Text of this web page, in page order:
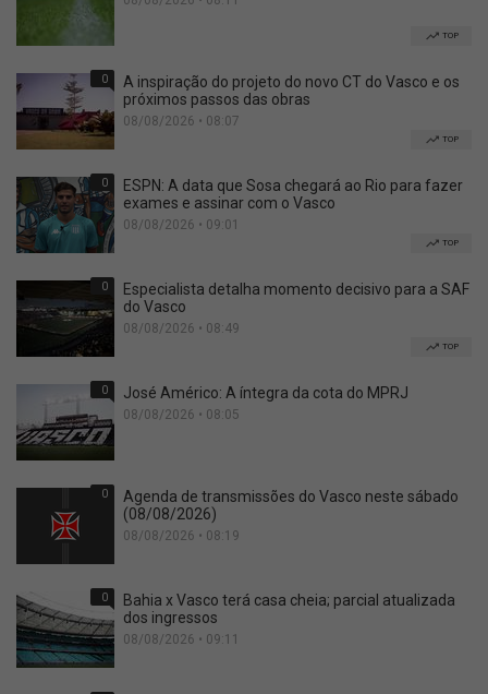
TOP
0
A inspiração do projeto do novo CT do Vasco e os
próximos passos das obras
08/08/2026 • 08:07
TOP
0
ESPN: A data que Sosa chegará ao Rio para fazer
exames e assinar com o Vasco
08/08/2026 • 09:01
TOP
0
Especialista detalha momento decisivo para a SAF
do Vasco
08/08/2026 • 08:49
TOP
0 José Américo: A íntegra da cota do MPRJ
08/08/2026 • 08:05
0
Agenda de transmissões do Vasco neste sábado
(08/08/2026)
08/08/2026 • 08:19
0
Bahia x Vasco terá casa cheia; parcial atualizada
dos ingressos
08/08/2026 • 09:11